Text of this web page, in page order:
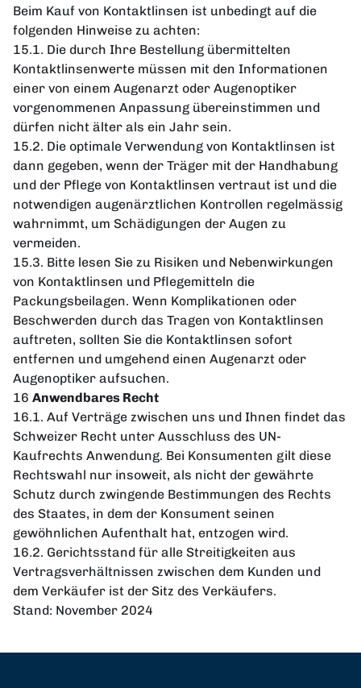
Beim Kauf von Kontaktlinsen ist unbedingt auf die
folgenden Hinweise zu achten:
15.1. Die durch Ihre Bestellung übermittelten
Kontaktlinsenwerte müssen mit den Informationen
einer von einem Augenarzt oder Augenoptiker
vorgenommenen Anpassung übereinstimmen und
dürfen nicht älter als ein Jahr sein.
15.2. Die optimale Verwendung von Kontaktlinsen ist
dann gegeben, wenn der Träger mit der Handhabung
und der Pflege von Kontaktlinsen vertraut ist und die
notwendigen augenärztlichen Kontrollen regelmässig
wahrnimmt, um Schädigungen der Augen zu
vermeiden.
15.3. Bitte lesen Sie zu Risiken und Nebenwirkungen
von Kontaktlinsen und Pflegemitteln die
Packungsbeilagen. Wenn Komplikationen oder
Beschwerden durch das Tragen von Kontaktlinsen
auftreten, sollten Sie die Kontaktlinsen sofort
entfernen und umgehend einen Augenarzt oder
Augenoptiker aufsuchen.
16 Anwendbares Recht
16.1. Auf Verträge zwischen uns und Ihnen findet das
Schweizer Recht unter Ausschluss des UN-
Kaufrechts Anwendung. Bei Konsumenten gilt diese
Rechtswahl nur insoweit, als nicht der gewährte
Schutz durch zwingende Bestimmungen des Rechts
des Staates, in dem der Konsument seinen
gewöhnlichen Aufenthalt hat, entzogen wird.
16.2. Gerichtsstand für alle Streitigkeiten aus
Vertragsverhältnissen zwischen dem Kunden und
dem Verkäufer ist der Sitz des Verkäufers.
Stand: November 2024